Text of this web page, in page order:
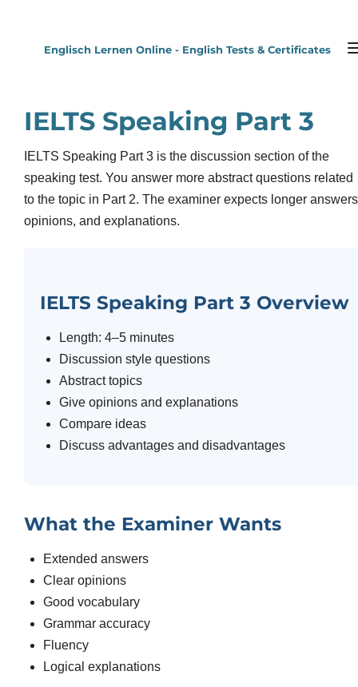
Englisch Lernen Online - English Tests & Certificates
IELTS Speaking Part 3
IELTS Speaking Part 3 is the discussion section of the
speaking test. You answer more abstract questions related
to the topic in Part 2. The examiner expects longer
opinions, and explanations.
IELTS Speaking Part 3 Overview
Length: 4–5 minutes
Discussion style questions
Abstract topics
Give opinions and explanations
Compare ideas
Discuss advantages and disadvantages
What the Examiner Wants
Extended answers
Clear opinions
Good vocabulary
Grammar accuracy
Fluency
Logical explanations